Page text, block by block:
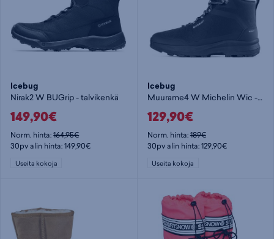
Icebug
Nirak2 W BUGrip - talvikenkä
149,90€
Norm. hinta:164,95€
30pv alin hinta: 149,90€
Useita kokoja
Icebug
Muurame4 W Michelin Wic - talvikenkä
129,90€
Norm. hinta:189€
30pv alin hinta: 129,90€
Useita kokoja